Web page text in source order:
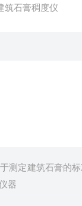
筑石膏稠度仪
测定建筑石膏的
器